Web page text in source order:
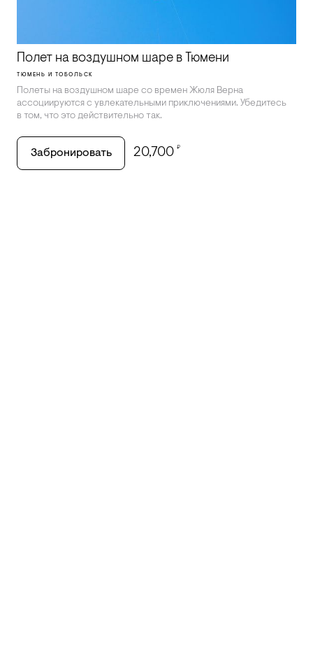
Полет на воздушном шаре в Тюмени
ТЮМЕНЬ И ТОБОЛЬСК
Полеты на воздушном шаре со времен Жюля Верна
ассоциируются с увлекательными приключениями. Убедитесь
в том, что это действительно так.
Забронировать 20,700 ₽